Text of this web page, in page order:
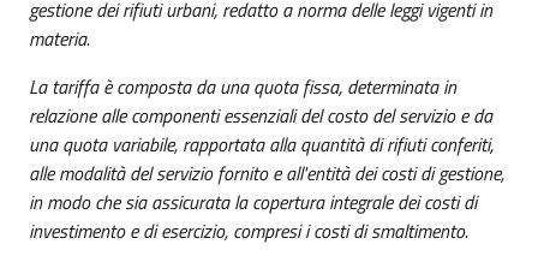
gestione dei rifiuti urbani, redatto a norma delle leggi vigenti in
materia.
La tariffa è composta da una quota fissa, determinata in
relazione alle componenti essenziali del costo del servizio e da
una quota variabile, rapportata alla quantità di rifiuti conferiti,
alle modalità del servizio fornito e all'entità dei costi di gestione,
in modo che sia assicurata la copertura integrale dei costi di
investimento e di esercizio, compresi i costi di smaltimento.